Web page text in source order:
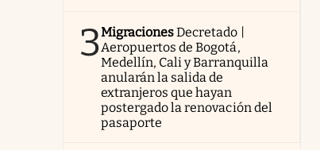
3MigracionesDecretado |
Aeropuertos de Bogotá,
Medellín, Cali y Barranquilla
anularán la salida de
extranjeros que hayan
postergado la renovación del
pasaporte